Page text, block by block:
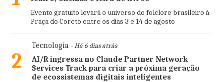
Evento gratuito levará o universo do folclore brasileiro à
Praça do Coreto entre os dias 3 e 14 de agosto
2
Tecnologia- Há 6 dias atrás
AI/R ingressa no Claude Partner Network
Services Track para criar a próxima geração
de ecossistemas digitais inteligentes